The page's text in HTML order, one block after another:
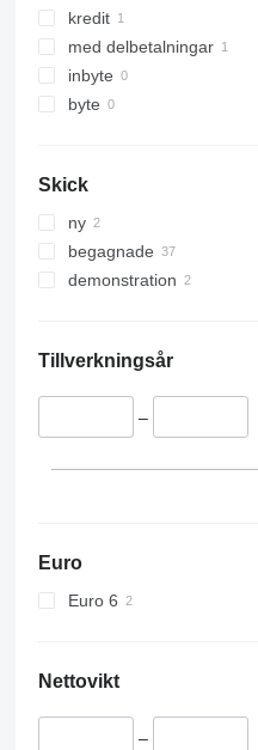
kredit
med delbetalningar
inbyte
byte
Skick
ny
begagnade
demonstration
Tillverkningsår
–
Euro
Euro 6
Nettovikt
–